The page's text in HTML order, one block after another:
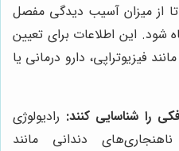
از میزان آسیب دیدگی مفصل
شود. این اطلاعات برای تعیین
فیزیوتراپی، دارو درمانی یا
را شناسایی کنند: رادیولوژی
دندانی مانند